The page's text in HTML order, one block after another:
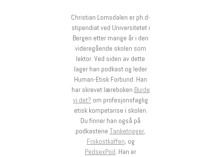
Christian Lomsdalen er ph.d-
stipendiat ved Universitetet i
Bergen etter mange år i den
videregående skolen som
lektor. Ved siden av dette
lager han podkast og leder
Human-Etisk Forbund. Han
har skrevet læreboken Burde
vi det? om profesjonsfaglig
etisk kompetanse i skolen.
Du finner han også på
podkastene Tanketrigger,
Frokostkaffen, og
PedsexPod. Han er